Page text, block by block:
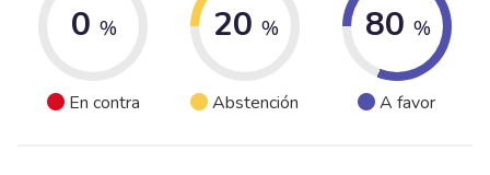
0 %
En contra
20 %
Abstención
80 %
A favor